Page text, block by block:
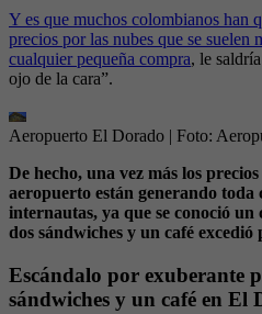
Y es que muchos colombianos han
precios por las nubes que se suelen
cualquier pequeña compra, le
ojo de la cara”.
Aeropuerto El Dorado | Foto:
De hecho, una vez más los
aeropuerto están generando toda
internautas, ya que se conoció un
dos sándwiches y un café
Escándalo por exuberante
sándwiches y un café en El